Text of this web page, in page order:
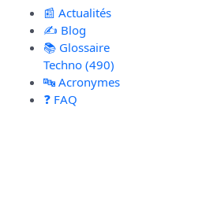
📰 Actualités
✍️ Blog
📚 Glossaire
Techno (490)
🔤 Acronymes
❓ FAQ